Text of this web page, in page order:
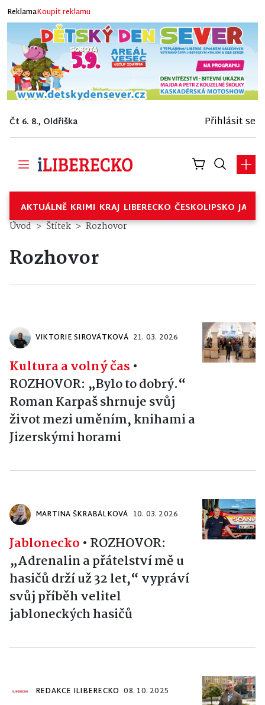
ReklamaKoupit reklamu
Čt 6. 8., Oldřiška Přihlásit se
AKTUÁLNĚ KRIMI KRAJ LIBERECKO ČESKOLIPSKO
Úvod Štítek Rozhovor
Rozhovor
VIKTORIE SIROVÁTKOVÁ 21. 03. 2026
Kultura a volný čas •
ROZHOVOR: „Bylo to dobrý.“
Roman Karpaš shrnuje svůj
život mezi uměním, knihami a
Jizerskými horami
MARTINA ŠKRABÁLKOVÁ 10. 03. 2026
Jablonecko • ROZHOVOR:
„Adrenalin a přátelství mě u
hasičů drží už 32 let,“ vypráví
svůj příběh velitel
jabloneckých hasičů
REDAKCE ILIBERECKO 08. 10. 2025